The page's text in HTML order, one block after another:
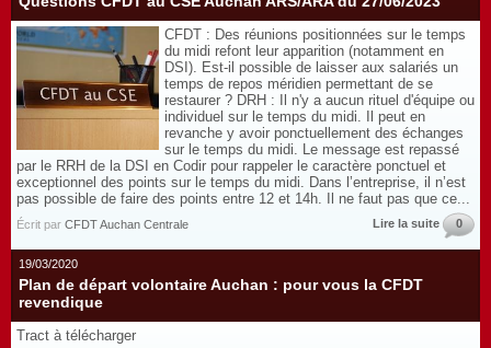
CFDT : Des réunions positionnées sur le temps
du midi refont leur apparition (notamment en
DSI). Est-il possible de laisser aux salariés un
temps de repos méridien permettant de se
restaurer ? DRH : Il n'y a aucun rituel d'équipe ou
individuel sur le temps du midi. Il peut en
revanche y avoir ponctuellement des échanges
sur le temps du midi. Le message est repassé
par le RRH de la DSI en Codir pour rappeler le caractère ponctuel et
exceptionnel des points sur le temps du midi. Dans l’entreprise, il n’est
pas possible de faire des points entre 12 et 14h. Il ne faut pas que ce...
Écrit par CFDT Auchan Centrale Lire la suite 0
19/03/2020
Plan de départ volontaire Auchan : pour vous la CFDT
revendique
Tract à télécharger